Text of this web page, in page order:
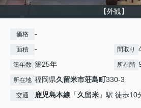
【外観】
価格 -
面積 - 間取り
築年数 築25年 所在階
所在地 福岡県久留米市荘島町330-3
交通 鹿児島本線 「久留米 」駅 徒歩10